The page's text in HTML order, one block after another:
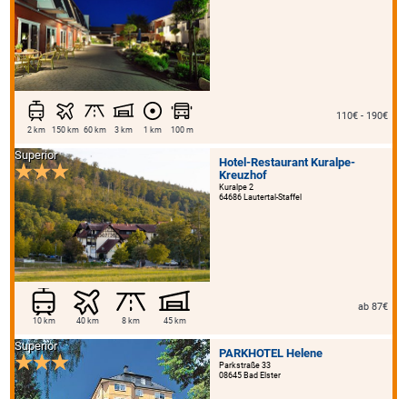
2 km 150 km 60 km 3 km 1 km 100 m
110€ - 190€
Hotel-Restaurant Kuralpe-
Kreuzhof
Kuralpe 2
64686 Lautertal-Staffel
Superior
10 km 40 km 8 km 45 km
ab 87€
PARKHOTEL Helene
Parkstraße 33
08645 Bad Elster
Superior